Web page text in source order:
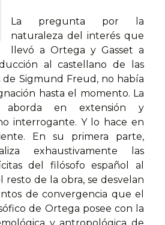
La pregunta por la
naturaleza del interés que
llevó a Ortega y Gasset a
al castellano de las
de Sigmund Freud, no había
hasta el momento. La
aborda en extensión y
interrogante. Y lo hace en
En su primera parte,
exhaustivamente las
del filósofo español al
resto de la obra, se desvelan
de convergencia que el
de Ortega posee con la